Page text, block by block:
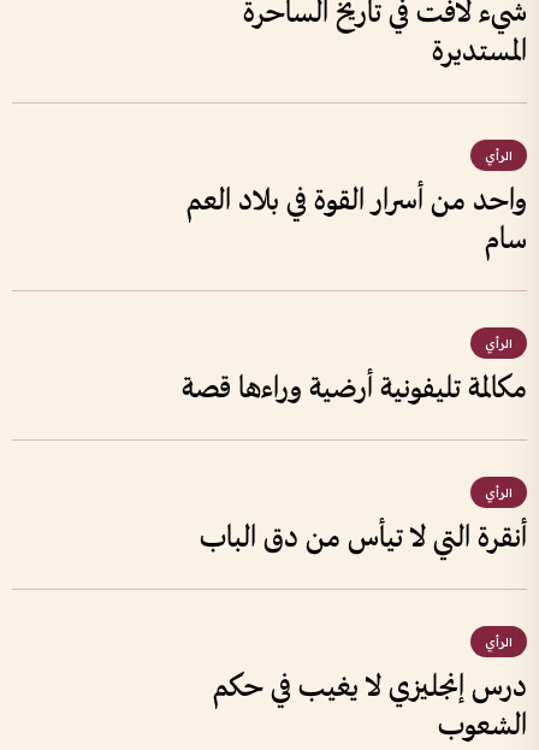
شيء لافت في تاريخ الساحرة
المستديرة
الرأي
واحد من أسرار القوة في بلاد العم
سام
الرأي
مكالمة تليفونية أرضية وراءها قصة
الرأي
أنقرة التي لا تيأس من دق الباب
الرأي
درس إنجليزي لا يغيب في حكم
الشعوب